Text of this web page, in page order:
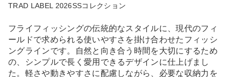
TRAD LABEL 2026SSコレクション
フライフィッシングの伝統的なスタイルに、現代のフィ
ールドで求められる使いやすさを掛け合わせたフィッシ
ングラインです。自然と向き合う時間を大切にするため
の、シンプルで長く愛用できるデザインに仕上げまし
た。軽さや動きやすさに配慮しながら、必要な収納力を